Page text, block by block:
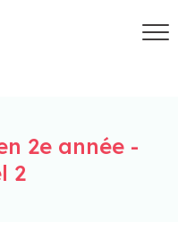
2e année -
2